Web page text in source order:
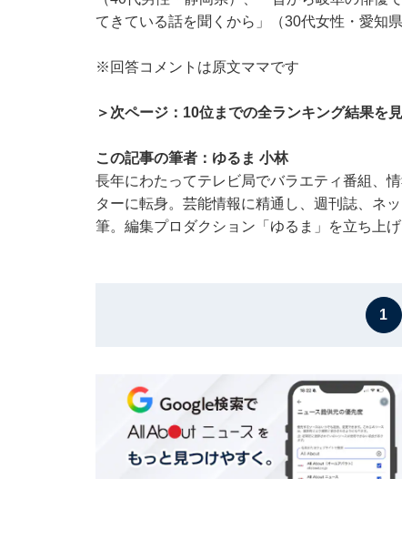
てきている話を聞くから」（30代女性・愛知
※回答コメントは原文ママです
＞次ページ：10位までの全ランキング結果を
この記事の筆者：ゆるま 小林
長年にわたってテレビ局でバラエティ番組、
ターに転身。芸能情報に精通し、週刊誌、ネ
筆。編集プロダクション「ゆるま」を立ち上げ
1